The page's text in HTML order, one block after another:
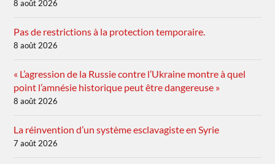
8 août 2026
Pas de restrictions à la protection temporaire.
8 août 2026
« L’agression de la Russie contre l’Ukraine montre à quel
point l’amnésie historique peut être dangereuse »
8 août 2026
La réinvention d’un système esclavagiste en Syrie
7 août 2026